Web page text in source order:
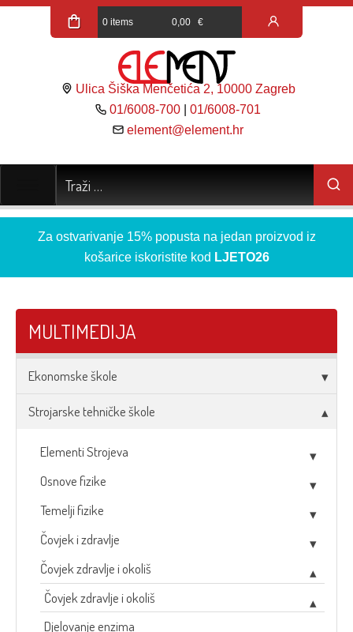
0 items 0,00 €
Ulica Šiška Menčetića 2, 10000 Zagreb
01/6008-700 |01/6008-701
element@element.hr
Za ostvarivanje 15% popusta na jedan proizvod iz
košarice iskoristite kod LJETO26
MULTIMEDIJA
Ekonomske škole
Strojarske tehničke škole
Elementi Strojeva
Osnove fizike
Temelji fizike
Čovjek i zdravlje
Čovjek zdravlje i okoliš
Čovjek zdravlje i okoliš
Djelovanje enzima